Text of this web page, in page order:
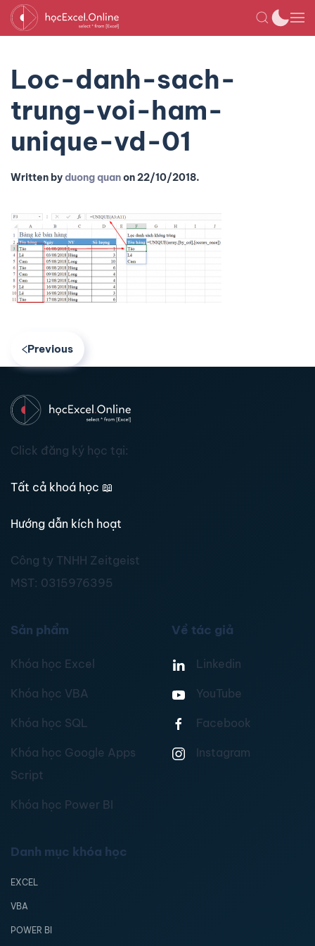
Loc-danh-sach-
trung-voi-ham-
unique-vd-01
Written byduong quanon22/10/2018.
Previous
Click đăng ký học tại:
Tất cả khoá học 📖
Hướng dẫn kích hoạt
Công ty TNHH Zeitgeist
MST: 0315976395
Sản phẩm
Khóa học Excel
Khóa học VBA
Khóa học SQL
Khóa học Google Apps
Script
Khóa học Power BI
Về tác giả
Linkedin
YouTube
Facebook
Instagram
Danh mục khóa học
EXCEL
VBA
POWER BI